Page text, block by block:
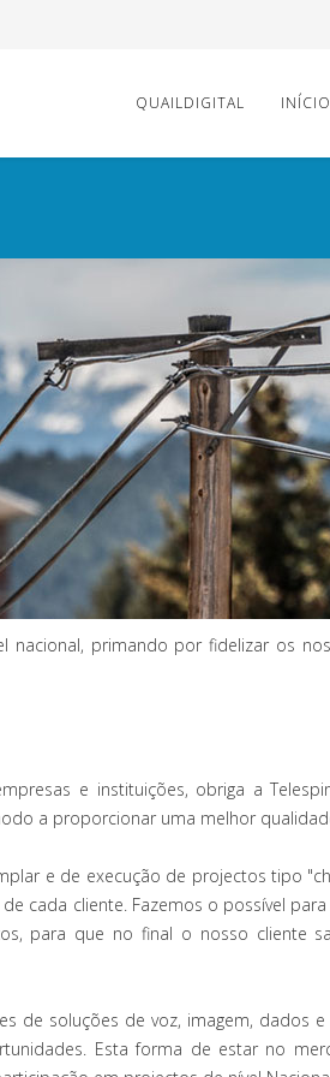
QUAILDIGITAL INÍCIO
primando por fidelizar os
e instituições, obriga a
a proporcionar uma melhor
e de execução de projectos tipo
cada cliente. Fazemos o possível
para que no final o nosso cliente
soluções de voz, imagem, dados
Esta forma de estar no